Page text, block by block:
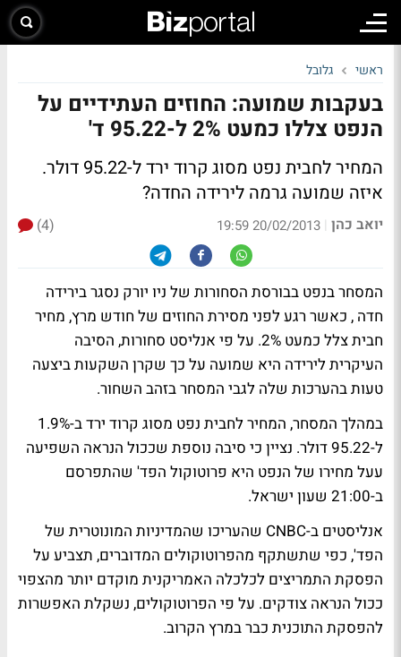
ראשי גלובל
בעקבות שמועה: החוזים העתידיים על
הנפט צללו כמעט 2% ל-95.22 ד'
המחיר לחבית נפט מסוג קרוד ירד ל-95.22 דולר.
איזה שמועה גרמה לירידה החדה?
יואב כהן |
20/02/2013 19:59
(4)
המסחר בנפט בבורסת הסחורות של ניו יורק נסגר בירידה
חדה , כאשר רגע לפני מסירת החוזים של חודש מרץ, מחיר
חבית צלל כמעט 2%. על פי אנליסט סחורות, הסיבה
העיקרית לירידה היא שמועה על כך שקרן השקעות ביצעה
טעות בהערכות שלה לגבי המסחר בזהב השחור.
במהלך המסחר, המחיר לחבית נפט מסוג קרוד ירד ב-1.9%
ל-95.22 דולר. נציין כי סיבה נוספת שככול הנראה השפיעה
עעל מחירו של הנפט היא פרוטוקול הפד' שהתפרסם
ב-21:00 שעון ישראל.
אנליסטים ב-CNBC שהעריכו שהמדיניות המונוטרית של
הפד', כפי שתשתקף מהפרוטוקולים המדוברים, תצביע על
הפסקת התמריצים לכלכלה האמריקנית מוקדם יותר מהצפוי
ככול הנראה צודקים. על פי הפרוטוקולים, נשקלת האפשרות
להפסקת התוכנית כבר במרץ הקרוב.